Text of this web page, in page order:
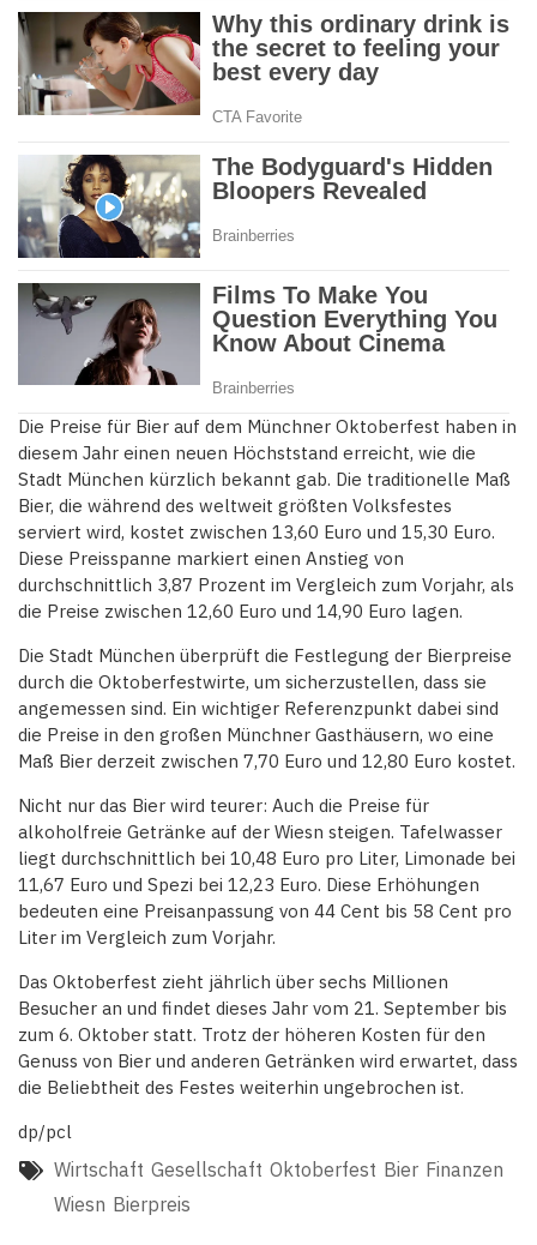
Die Preise für Bier auf dem Münchner Oktoberfest haben in
diesem Jahr einen neuen Höchststand erreicht, wie die
Stadt München kürzlich bekannt gab. Die traditionelle Maß
Bier, die während des weltweit größten Volksfestes
serviert wird, kostet zwischen 13,60 Euro und 15,30 Euro.
Diese Preisspanne markiert einen Anstieg von
durchschnittlich 3,87 Prozent im Vergleich zum Vorjahr, als
die Preise zwischen 12,60 Euro und 14,90 Euro lagen.
Die Stadt München überprüft die Festlegung der Bierpreise
durch die Oktoberfestwirte, um sicherzustellen, dass sie
angemessen sind. Ein wichtiger Referenzpunkt dabei sind
die Preise in den großen Münchner Gasthäusern, wo eine
Maß Bier derzeit zwischen 7,70 Euro und 12,80 Euro kostet.
Nicht nur das Bier wird teurer: Auch die Preise für
alkoholfreie Getränke auf der Wiesn steigen. Tafelwasser
liegt durchschnittlich bei 10,48 Euro pro Liter, Limonade bei
11,67 Euro und Spezi bei 12,23 Euro. Diese Erhöhungen
bedeuten eine Preisanpassung von 44 Cent bis 58 Cent pro
Liter im Vergleich zum Vorjahr.
Das Oktoberfest zieht jährlich über sechs Millionen
Besucher an und findet dieses Jahr vom 21. September bis
zum 6. Oktober statt. Trotz der höheren Kosten für den
Genuss von Bier und anderen Getränken wird erwartet, dass
die Beliebtheit des Festes weiterhin ungebrochen ist.
dp/pcl
Wirtschaft Gesellschaft Oktoberfest Bier Finanzen
Wiesn Bierpreis